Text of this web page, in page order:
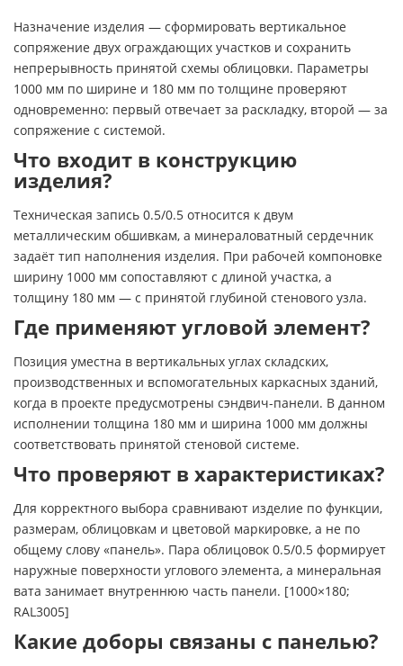
Назначение изделия — сформировать вертикальное
сопряжение двух ограждающих участков и сохранить
непрерывность принятой схемы облицовки. Параметры
1000 мм по ширине и 180 мм по толщине проверяют
одновременно: первый отвечает за раскладку, второй — за
сопряжение с системой.
Что входит в конструкцию
изделия?
Техническая запись 0.5/0.5 относится к двум
металлическим обшивкам, а минераловатный сердечник
задаёт тип наполнения изделия. При рабочей компоновке
ширину 1000 мм сопоставляют с длиной участка, а
толщину 180 мм — с принятой глубиной стенового узла.
Где применяют угловой элемент?
Позиция уместна в вертикальных углах складских,
производственных и вспомогательных каркасных зданий,
когда в проекте предусмотрены сэндвич-панели. В данном
исполнении толщина 180 мм и ширина 1000 мм должны
соответствовать принятой стеновой системе.
Что проверяют в характеристиках?
Для корректного выбора сравнивают изделие по функции,
размерам, облицовкам и цветовой маркировке, а не по
общему слову «панель». Пара облицовок 0.5/0.5 формирует
наружные поверхности углового элемента, а минеральная
вата занимает внутреннюю часть панели. [1000×180;
RAL3005]
Какие доборы связаны с панелью?